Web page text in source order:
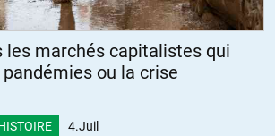
les marchés capitalistes qui
ou la crise
4.Juil